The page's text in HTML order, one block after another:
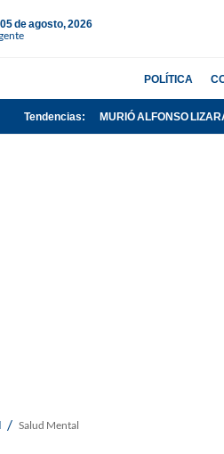
05 de agosto, 2026
POLÍTICA
Tendencias: MURIÓ ALFONSO
/ Salud Mental